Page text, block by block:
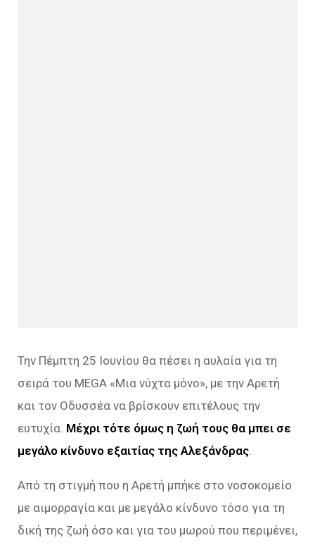
Την Πέμπτη 25 Ιουνίου θα πέσει η αυλαία για τη
σειρά του MEGA «Μια νύχτα μόνο», με την Αρετή
και τον Οδυσσέα να βρίσκουν επιτέλους την
ευτυχία. Μέχρι τότε όμως η ζωή τους θα μπει σε
μεγάλο κίνδυνο εξαιτίας της Αλεξάνδρας.
Από τη στιγμή που η Αρετή μπήκε στο νοσοκομείο
με αιμορραγία και με μεγάλο κίνδυνο τόσο για τη
δική της ζωή όσο και για του μωρού που περιμένει,